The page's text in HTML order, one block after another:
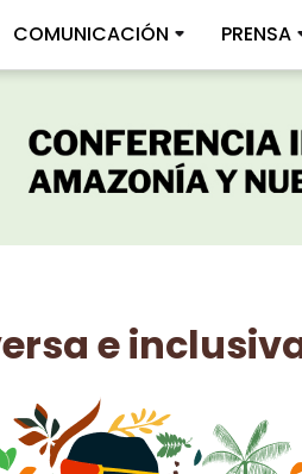
COMUNICACIÓN PRENSA
e